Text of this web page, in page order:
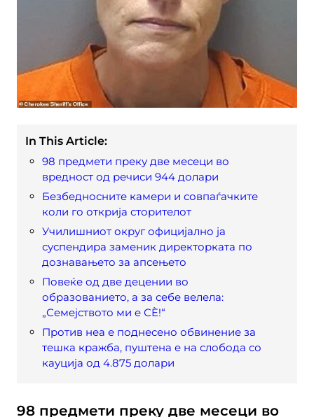
In This Article:
98 предмети преку две месеци во
вредност од речиси 944 долари
Безбедносните камери и совпаѓачките
коли го открија сторителот
Училишниот округ официјално ја
суспендира заменик директорката по
дознавањето за апсењето
Повеќе од две децении во
образованието, а за себе велела:
„Семејството ми е СÈ!“
Против неа е поднесено обвинение за
тешка кражба, пуштена е на слобода со
кауција од 4.875 долари
98 предмети преку две месеци во